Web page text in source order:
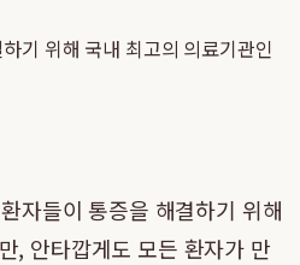
기 위해 국내 최고의 의료기관인
자들이 통증을 해결하기 위해
, 안타깝게도 모든 환자가 만